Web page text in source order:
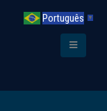
Português ▼